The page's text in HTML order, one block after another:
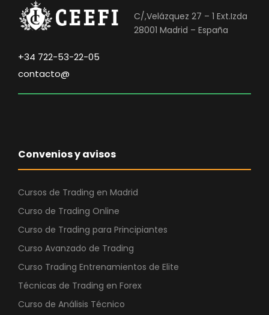
C/,Velázquez 27 – 1 Ext.Izda
28001 Madrid – España
+34 722-53-22-05
contacto@
Convenios y avisos
Cursos de Trading en Madrid
Curso de Trading Online
Curso de Trading para Principiantes
Curso Avanzado de Trading
Curso Trading Entrenamientos de Elite
Técnicas de Trading en Forex
Curso de Análisis Técnico